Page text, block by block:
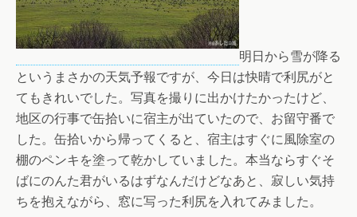
明日から雪が降る
というまさかの天気予報ですが、今日は快晴で利尻がと
てもきれいでした。写真を撮りに出かけたかったけど、
地区の行事で缶拾いに宿主が出ていたので、お留守番で
した。缶拾いから帰ってくると、宿主はすぐに風除室の
棚のペンキを塗って乾かしていました。本当ならすぐそ
ばにのんた君がいるはずなんだけどなあと、寂しい気持
ちを抱えながら、窓に写った利尻を入れてみました。